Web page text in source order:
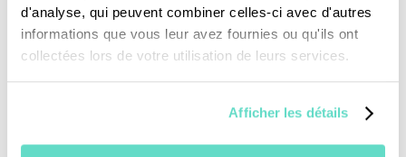
d'analyse, qui peuvent combiner celles-ci avec d'autres
informations que vous leur avez fournies ou qu'ils ont
collectées lors de votre utilisation de leurs services.
Afficher les détails
Je fais un don